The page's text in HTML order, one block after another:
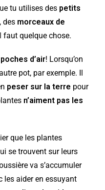
tu utilises des petits
, des morceaux de
faut quelque chose.
d’air! Lorsqu’on
pot, par exemple. Il
peser sur la terre pour
n’aiment pas les
que les plantes
se trouvent sur leurs
va s’accumuler
les aider en essuyant